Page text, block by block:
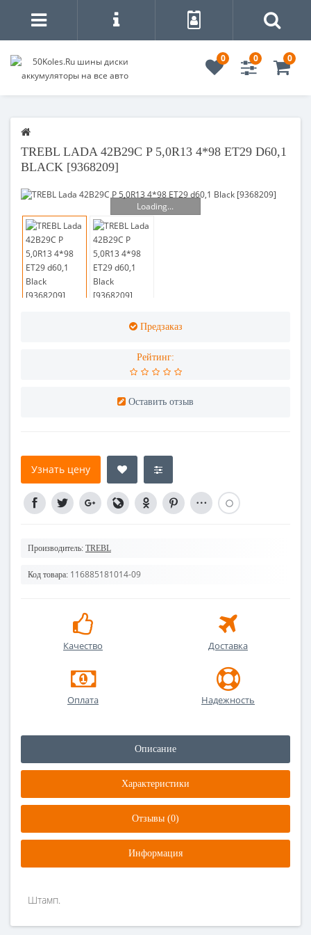
0 0 0
TREBL LADA 42B29С P 5,0R13 4*98 ET29 D60,1
BLACK [9368209]
Loading...
Предзаказ
Рейтинг:
Оставить отзыв
Узнать цену
Производитель: TREBL
Код товара: 116885181014-09
Качество Доставка
Оплата Надежность
Описание
Характеристики
Отзывы (0)
Информация
Штамп.